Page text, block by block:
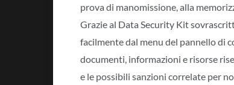
prova di manomissione, alla
Grazie al Data Security Kit
facilmente dal menu del pannello di
documenti, informazioni e risorse
e le possibili sanzioni correlate per